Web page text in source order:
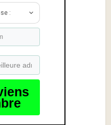
: